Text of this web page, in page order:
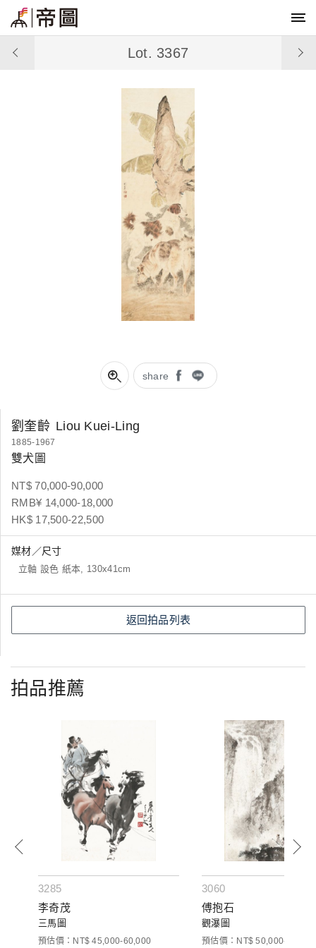
share
Lot. 3367
劉奎齡 Liou Kuei-Ling
1885-1967
雙犬圖
NT$ 70,000-90,000
RMB¥ 14,000-18,000
HK$ 17,500-22,500
媒材／尺寸
立軸 設色 紙本, 130x41cm
返回拍品列表
拍品推薦
3285
李奇茂
三馬圖
預估價：NT$ 45,000-60,000
3060
傅抱石
觀瀑圖
預估價：NT$ 50,000-80,000